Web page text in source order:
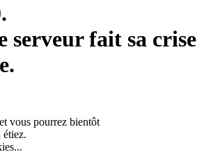
serveur fait sa crise
vous pourrez bientôt
étiez.